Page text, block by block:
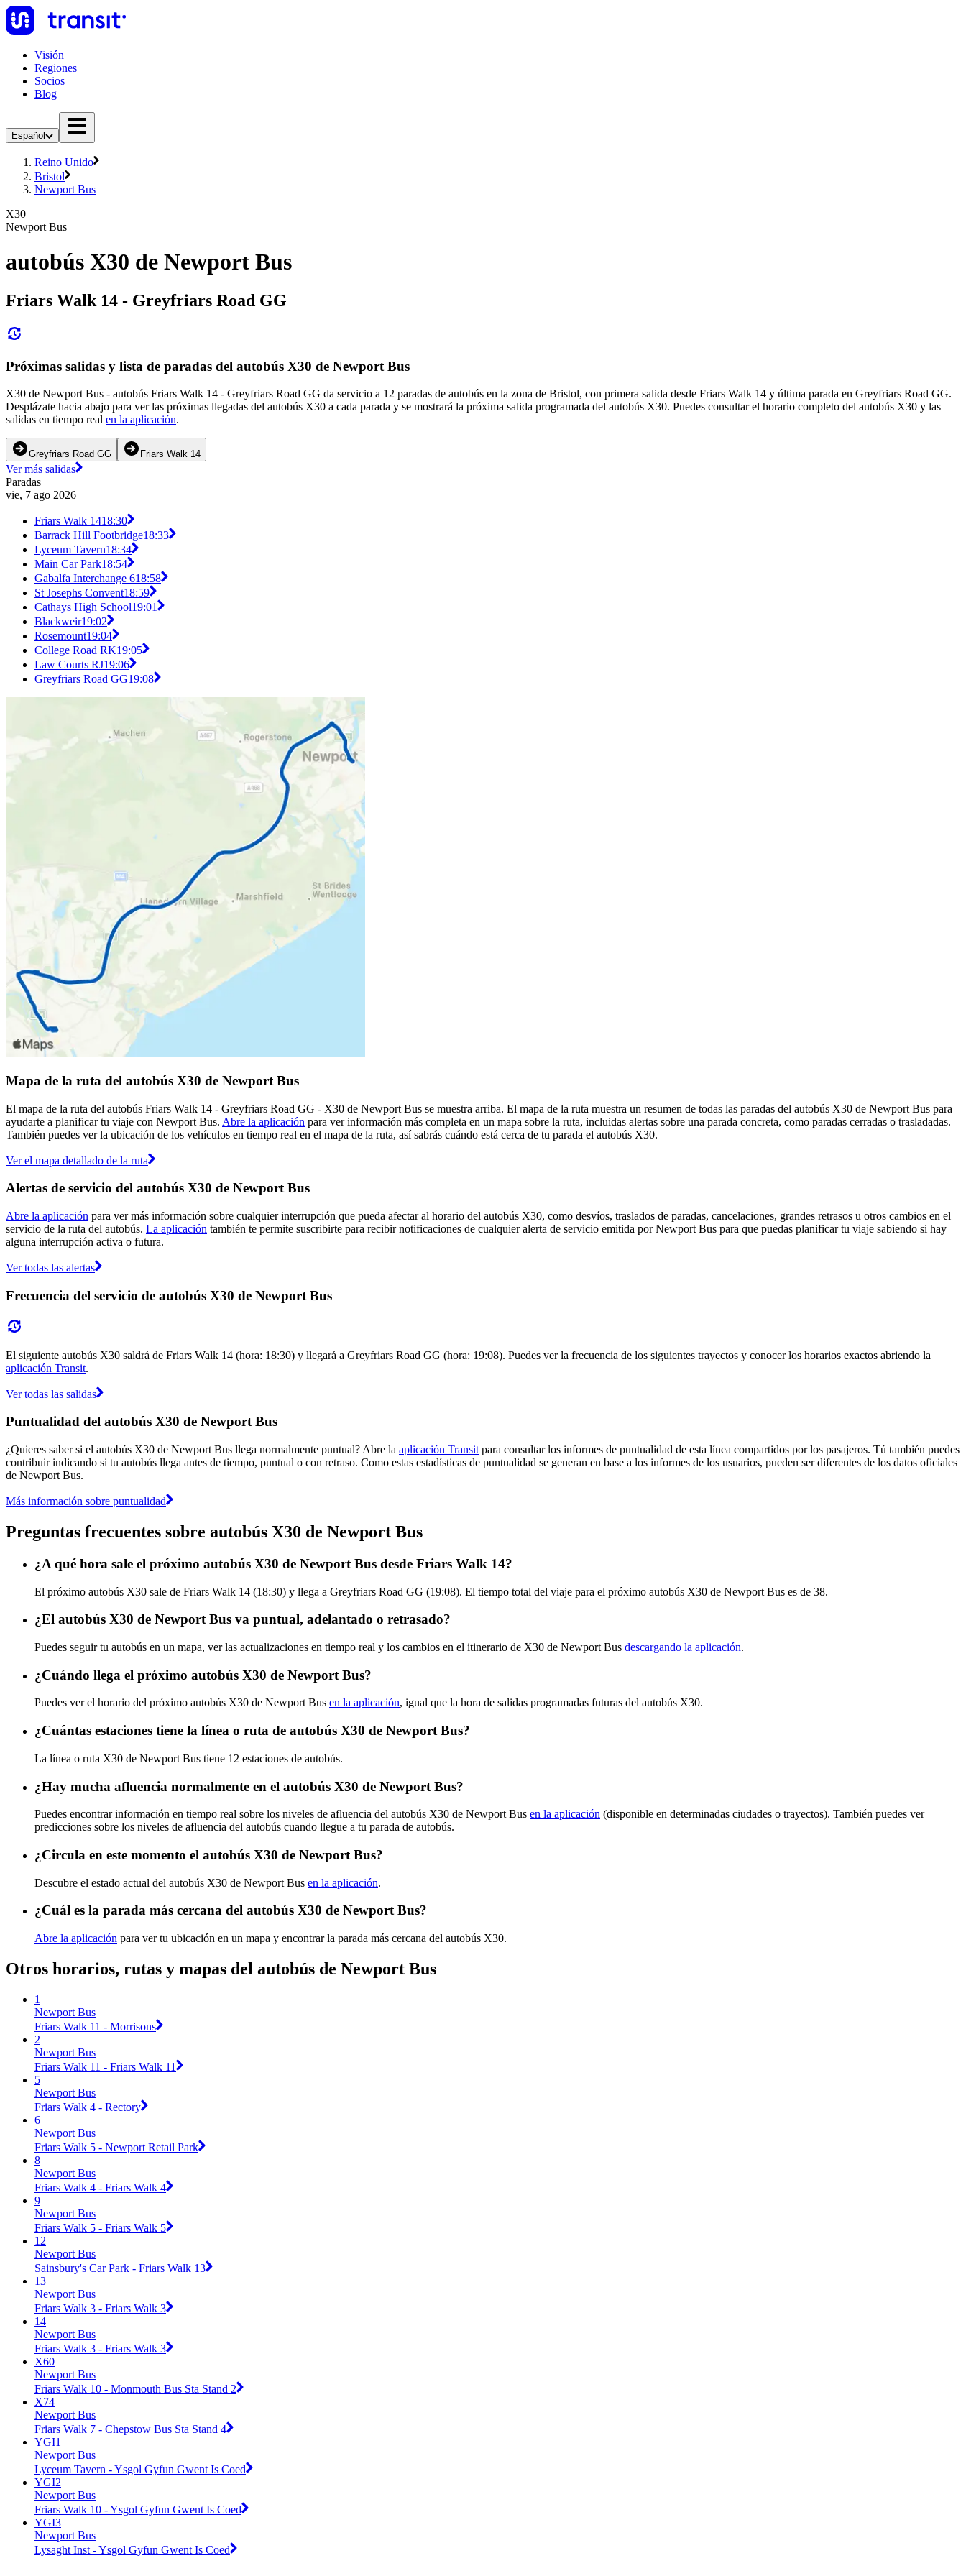
Visión
Regiones
Socios
Blog
Español
Reino Unido
Bristol
Newport Bus
X30
Newport Bus
autobús X30 de Newport Bus
Friars Walk 14 - Greyfriars Road GG
Próximas salidas y lista de paradas del autobús X30 de Newport Bus
X30 de Newport Bus - autobús Friars Walk 14 - Greyfriars Road GG da servicio a 12 paradas de autobús en la zona de Bristol, con primera salida desde Friars Walk 14 y última parada en Greyfriars Road GG.
Desplázate hacia abajo para ver las próximas llegadas del autobús X30 a cada parada y se mostrará la próxima salida programada del autobús X30. Puedes consultar el horario completo del autobús X30 y las
salidas en tiempo real en la aplicación.
Greyfriars Road GG Friars Walk 14
Ver más salidas
Paradas
vie, 7 ago 2026
Friars Walk 1418:30
Barrack Hill Footbridge18:33
Lyceum Tavern18:34
Main Car Park18:54
Gabalfa Interchange 618:58
St Josephs Convent18:59
Cathays High School19:01
Blackweir19:02
Rosemount19:04
College Road RK19:05
Law Courts RJ19:06
Greyfriars Road GG19:08
Mapa de la ruta del autobús X30 de Newport Bus
El mapa de la ruta del autobús Friars Walk 14 - Greyfriars Road GG - X30 de Newport Bus se muestra arriba. El mapa de la ruta muestra un resumen de todas las paradas del autobús X30 de Newport Bus para
ayudarte a planificar tu viaje con Newport Bus. Abre la aplicación para ver información más completa en un mapa sobre la ruta, incluidas alertas sobre una parada concreta, como paradas cerradas o trasladadas.
También puedes ver la ubicación de los vehículos en tiempo real en el mapa de la ruta, así sabrás cuándo está cerca de tu parada el autobús X30.
Ver el mapa detallado de la ruta
Alertas de servicio del autobús X30 de Newport Bus
Abre la aplicación para ver más información sobre cualquier interrupción que pueda afectar al horario del autobús X30, como desvíos, traslados de paradas, cancelaciones, grandes retrasos u otros cambios en el
servicio de la ruta del autobús. La aplicación también te permite suscribirte para recibir notificaciones de cualquier alerta de servicio emitida por Newport Bus para que puedas planificar tu viaje sabiendo si hay
alguna interrupción activa o futura.
Ver todas las alertas
Frecuencia del servicio de autobús X30 de Newport Bus
El siguiente autobús X30 saldrá de Friars Walk 14 (hora: 18:30) y llegará a Greyfriars Road GG (hora: 19:08). Puedes ver la frecuencia de los siguientes trayectos y conocer los horarios exactos abriendo la
aplicación Transit.
Ver todas las salidas
Puntualidad del autobús X30 de Newport Bus
¿Quieres saber si el autobús X30 de Newport Bus llega normalmente puntual? Abre la aplicación Transit para consultar los informes de puntualidad de esta línea compartidos por los pasajeros. Tú también puedes
contribuir indicando si tu autobús llega antes de tiempo, puntual o con retraso. Como estas estadísticas de puntualidad se generan en base a los informes de los usuarios, pueden ser diferentes de los datos oficiales
de Newport Bus.
Más información sobre puntualidad
Preguntas frecuentes sobre autobús X30 de Newport Bus
¿A qué hora sale el próximo autobús X30 de Newport Bus desde Friars Walk 14?
El próximo autobús X30 sale de Friars Walk 14 (18:30) y llega a Greyfriars Road GG (19:08). El tiempo total del viaje para el próximo autobús X30 de Newport Bus es de 38.
¿El autobús X30 de Newport Bus va puntual, adelantado o retrasado?
Puedes seguir tu autobús en un mapa, ver las actualizaciones en tiempo real y los cambios en el itinerario de X30 de Newport Bus descargando la aplicación.
¿Cuándo llega el próximo autobús X30 de Newport Bus?
Puedes ver el horario del próximo autobús X30 de Newport Bus en la aplicación, igual que la hora de salidas programadas futuras del autobús X30.
¿Cuántas estaciones tiene la línea o ruta de autobús X30 de Newport Bus?
La línea o ruta X30 de Newport Bus tiene 12 estaciones de autobús.
¿Hay mucha afluencia normalmente en el autobús X30 de Newport Bus?
Puedes encontrar información en tiempo real sobre los niveles de afluencia del autobús X30 de Newport Bus en la aplicación (disponible en determinadas ciudades o trayectos). También puedes ver
predicciones sobre los niveles de afluencia del autobús cuando llegue a tu parada de autobús.
¿Circula en este momento el autobús X30 de Newport Bus?
Descubre el estado actual del autobús X30 de Newport Bus en la aplicación.
¿Cuál es la parada más cercana del autobús X30 de Newport Bus?
Abre la aplicación para ver tu ubicación en un mapa y encontrar la parada más cercana del autobús X30.
Otros horarios, rutas y mapas del autobús de Newport Bus
1
Newport Bus
Friars Walk 11 - Morrisons
2
Newport Bus
Friars Walk 11 - Friars Walk 11
5
Newport Bus
Friars Walk 4 - Rectory
6
Newport Bus
Friars Walk 5 - Newport Retail Park
8
Newport Bus
Friars Walk 4 - Friars Walk 4
9
Newport Bus
Friars Walk 5 - Friars Walk 5
12
Newport Bus
Sainsbury's Car Park - Friars Walk 13
13
Newport Bus
Friars Walk 3 - Friars Walk 3
14
Newport Bus
Friars Walk 3 - Friars Walk 3
X60
Newport Bus
Friars Walk 10 - Monmouth Bus Sta Stand 2
X74
Newport Bus
Friars Walk 7 - Chepstow Bus Sta Stand 4
YGI1
Newport Bus
Lyceum Tavern - Ysgol Gyfun Gwent Is Coed
YGI2
Newport Bus
Friars Walk 10 - Ysgol Gyfun Gwent Is Coed
YGI3
Newport Bus
Lysaght Inst - Ysgol Gyfun Gwent Is Coed